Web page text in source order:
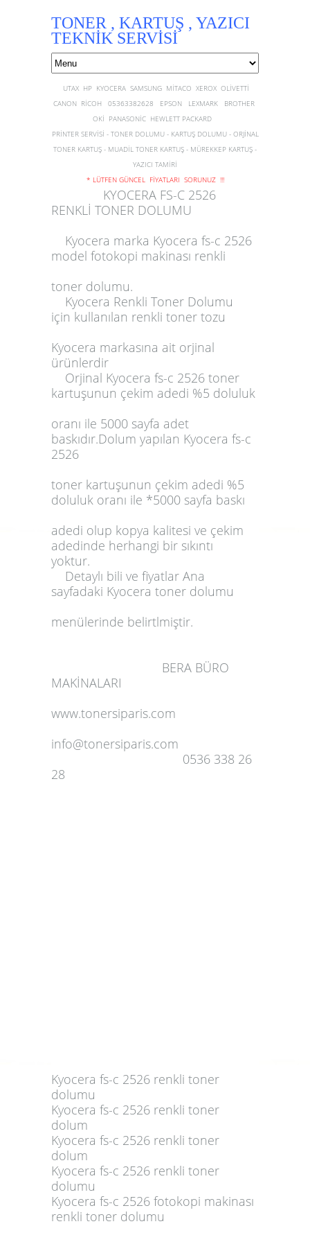
TONER , KARTUŞ , YAZICI
TEKNİK SERVİSİ
UTAX HP KYOCERA SAMSUNG MİTACO XEROX OLİVETTİ
CANON RİCOH 05363382628 EPSON LEXMARK BROTHER
OKİ PANASONİC HEWLETT PACKARD
PRİNTER SERVİSİ - TONER DOLUMU - KARTUŞ DOLUMU - ORJİNAL
TONER KARTUŞ - MUADİL TONER KARTUŞ - MÜREKKEP KARTUŞ -
YAZICI TAMİRİ
* LÜTFEN GÜNCEL FİYATLARI SORUNUZ !!!
KYOCERA FS-C 2526
RENKLİ TONER DOLUMU
Kyocera marka Kyocera fs-c 2526
model fotokopi makinası renkli
toner dolumu.
Kyocera Renkli Toner Dolumu
için kullanılan renkli toner tozu
Kyocera markasına ait orjinal
ürünlerdir
Orjinal Kyocera fs-c 2526 toner
kartuşunun çekim adedi %5 doluluk
oranı ile 5000 sayfa adet
baskıdır.Dolum yapılan Kyocera fs-c
2526
toner kartuşunun çekim adedi %5
doluluk oranı ile *5000 sayfa baskı
adedi olup kopya kalitesi ve çekim
adedinde herhangi bir sıkıntı
yoktur.
Detaylı bili ve fiyatlar Ana
sayfadaki Kyocera toner dolumu
menülerinde belirtlmiştir.
BERA BÜRO
MAKİNALARI
www.tonersiparis.com
info@tonersiparis.com
0536 338 26
28
Kyocera fs-c 2526 renkli toner
dolumu
Kyocera fs-c 2526 renkli toner
dolum
Kyocera fs-c 2526 renkli toner
dolum
Kyocera fs-c 2526 renkli toner
dolumu
Kyocera fs-c 2526 fotokopi makinası
renkli toner dolumu